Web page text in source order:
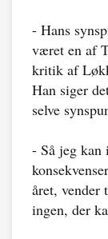
- Hans
været en af
kritik af
Han siger
selve
- Så jeg kan
året, vender
ingen, der